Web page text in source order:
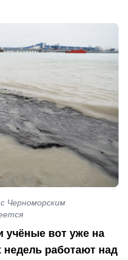
Черноморским
учёные вот уже на
недель работают над